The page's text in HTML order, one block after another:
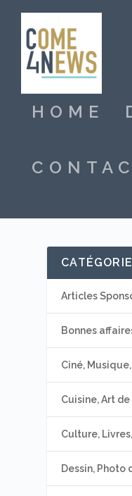
HOME
Articles
Bonnes
Ciné,
Cuisine, Art
Culture,
Dessin, Photo